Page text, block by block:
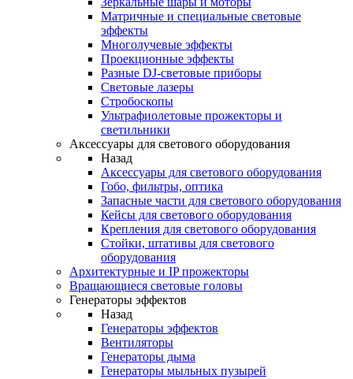
Матричные и специальные световые
эффекты
Многолучевые эффекты
Проекционные эффекты
Разные DJ-световые приборы
Световые лазеры
Стробоскопы
Ультрафиолетовые прожекторы и
светильники
Аксессуары для светового оборудования
Назад
Аксессуары для светового оборудования
Гобо, фильтры, оптика
Запасные части для светового оборудования
Кейсы для светового оборудования
Крепления для светового оборудования
Стойки, штативы для светового
оборудования
Архитектурные и IP прожекторы
Вращающиеся световые головы
Генераторы эффектов
Назад
Генераторы эффектов
Вентиляторы
Генераторы дыма
Генераторы мыльных пузырей